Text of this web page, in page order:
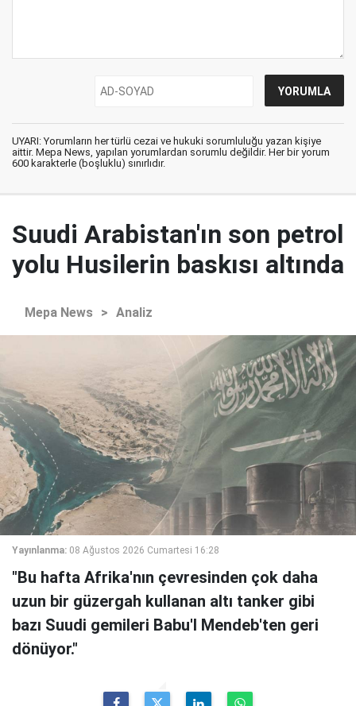
UYARI: Yorumların her türlü cezai ve hukuki sorumluluğu yazan kişiye
aittir. Mepa News, yapılan yorumlardan sorumlu değildir. Her bir yorum
600 karakterle (boşluklu) sınırlıdır.
Suudi Arabistan'ın son petrol
yolu Husilerin baskısı altında
Mepa News > Analiz
Yayınlanma: 08 Ağustos 2026 Cumartesi 16:28
"Bu hafta Afrika'nın çevresinden çok daha
uzun bir güzergah kullanan altı tanker gibi
bazı Suudi gemileri Babu'l Mendeb'ten geri
dönüyor."